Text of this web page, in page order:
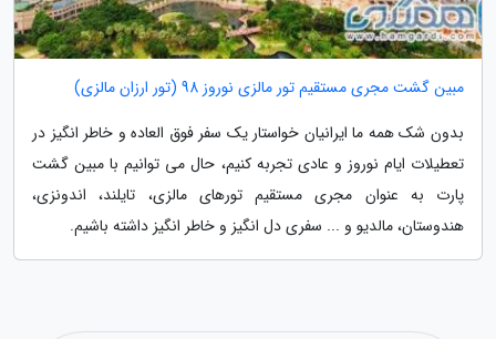
مبین گشت مجری مستقیم تور مالزی نوروز 98 (تور ارزان مالزی)
بدون شک همه ما ایرانیان خواستار یک سفر فوق العاده و خاطر انگیز در
تعطیلات ایام نوروز و عادی تجربه کنیم، حال می توانیم با مبین گشت
پارت به عنوان مجری مستقیم تورهای مالزی، تایلند، اندونزی،
هندوستان، مالدیو و ... سفری دل انگیز و خاطر انگیز داشته باشیم.